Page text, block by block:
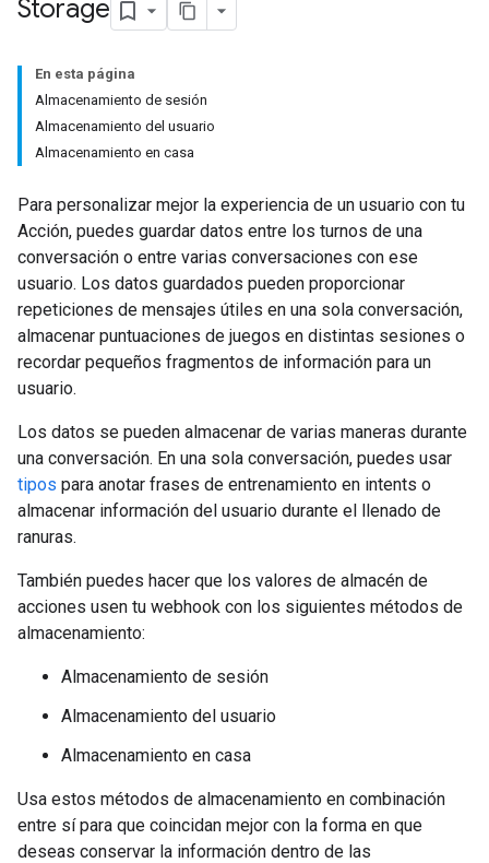
Storage
En esta página
Almacenamiento de sesión
Almacenamiento del usuario
Almacenamiento en casa
Para personalizar mejor la experiencia de un usuario con tu
Acción, puedes guardar datos entre los turnos de una
conversación o entre varias conversaciones con ese
usuario. Los datos guardados pueden proporcionar
repeticiones de mensajes útiles en una sola conversación,
almacenar puntuaciones de juegos en distintas sesiones o
recordar pequeños fragmentos de información para un
usuario.
Los datos se pueden almacenar de varias maneras durante
una conversación. En una sola conversación, puedes usar
tipos para anotar frases de entrenamiento en intents o
almacenar información del usuario durante el llenado de
ranuras.
También puedes hacer que los valores de almacén de
acciones usen tu webhook con los siguientes métodos de
almacenamiento:
Almacenamiento de sesión
Almacenamiento del usuario
Almacenamiento en casa
Usa estos métodos de almacenamiento en combinación
entre sí para que coincidan mejor con la forma en que
deseas conservar la información dentro de las